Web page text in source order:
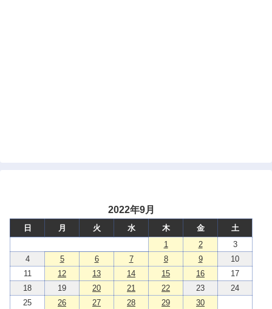
2022年9月
日 月 火 水 木 金
土
1
2
3
4
5 6 7 8 9
10
11
12 13 14 15 16
17
18
19 20 21 22 23
24
25
26 27 28 29 30